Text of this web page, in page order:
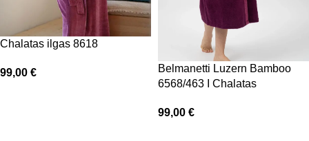
Chalatas ilgas 8618
99,00 €
Belmanetti Luzern Bamboo
6568/463 I Chalatas
99,00 €